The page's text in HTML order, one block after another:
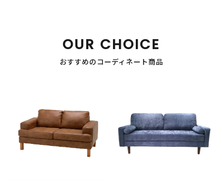
OUR CHOICE
おすすめのコーディネート商品